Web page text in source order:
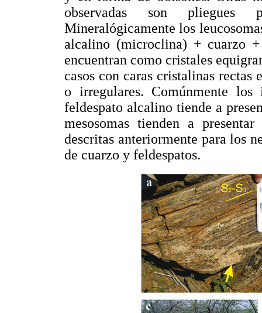
observadas son
Mineralógicamente los
alcalino (microclina) + cuarzo
encuentran como cristales
casos con caras cristalinas
o irregulares. Comúnmente
feldespato alcalino tiende a
mesosomas tienden a
descritas anteriormente para los
de cuarzo y feldespatos.